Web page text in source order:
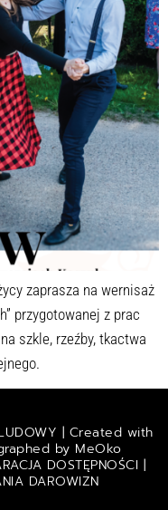
zaprasza na wernisaż
przygotowanej z prac
szkle, rzeźby, tkactwa
| Created with
by MeOko
DOSTĘPNOŚCI |
DAROWIZN